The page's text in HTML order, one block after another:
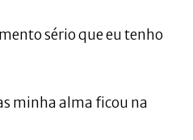
sério que eu tenho
minha alma ficou na